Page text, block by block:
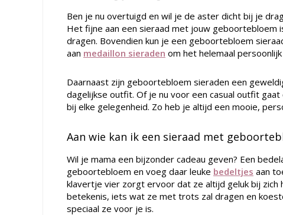
Ben je nu overtuigd en wil je de aster dicht bij je
Het fijne aan een sieraad met jouw geboortebloem
dragen. Bovendien kun je een geboortebloem
aan medaillon sieraden om het helemaal
Daarnaast zijn geboortebloem sieraden een
dagelijkse outfit. Of je nu voor een casual outfit
bij elke gelegenheid. Zo heb je altijd een mooie,
Aan wie kan ik een sieraad met
Wil je mama een bijzonder cadeau geven? Een
geboortebloem en voeg daar leuke bedeltjes aan
klavertje vier zorgt ervoor dat ze altijd geluk bij zich
betekenis, iets wat ze met trots zal dragen en
speciaal ze voor je is.